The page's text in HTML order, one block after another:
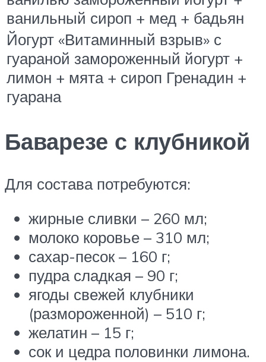
ванильный сироп + мед + бадьян
Йогурт «Витаминный взрыв» с
гуараной замороженный йогурт +
лимон + мята + сироп Гренадин +
гуарана
Баварезе с клубникой
Для состава потребуются:
жирные сливки – 260 мл;
молоко коровье – 310 мл;
сахар-песок – 160 г;
пудра сладкая – 90 г;
ягоды свежей клубники
(размороженной) – 510 г;
желатин – 15 г;
сок и цедра половинки лимона.